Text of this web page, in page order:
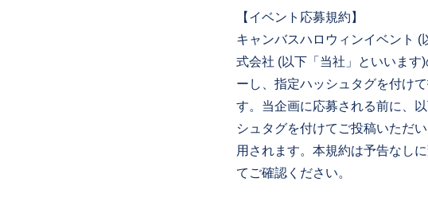
【イベント応募規約】
キャンバスハロウィンイベント
式会社 (以下「当社」といいます
ーし、指定ハッシュタグを付け
す。当企画に応募される前に、
シュタグを付けてご投稿いただ
用されます。本規約は予告なし
てご確認ください。